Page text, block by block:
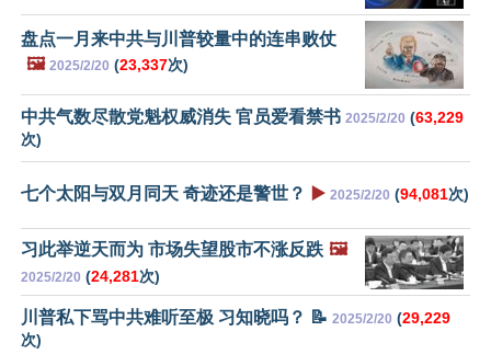
盘点一月来中共与川普较量中的连串败仗
🖼️ 2025/2/20 (23,337次)
中共气数尽散党魁权威消失 官员爱看禁书 2025/2/20 (63,229
次)
七个太阳与双月同天 奇迹还是警世？ ▶️ 2025/2/20 (94,081次)
习此举逆天而为 市场失望股市不涨反跌 🖼️
2025/2/20 (24,281次)
川普私下骂中共难听至极 习知晓吗？ 📝 2025/2/20 (29,229
次)